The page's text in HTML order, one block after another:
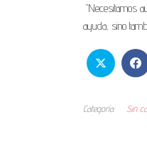
"Necesitamos
ayuda, sino
Categoría Sin